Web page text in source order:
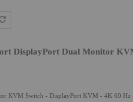
DisplayPort Dual Monitor
KVM Switch - DisplayPort KVM - 4K 60